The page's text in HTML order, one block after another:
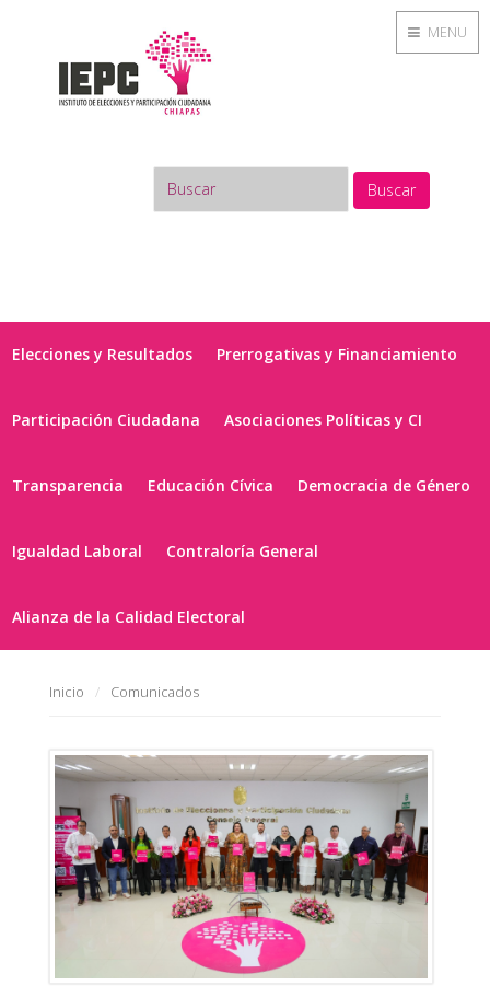
Buscar
Elecciones y Resultados Prerrogativas y Financiamiento
Participación Ciudadana Asociaciones Políticas y CI
Transparencia Educación Cívica Democracia de Género
Igualdad Laboral Contraloría General
Alianza de la Calidad Electoral
Inicio Comunicados
MENU